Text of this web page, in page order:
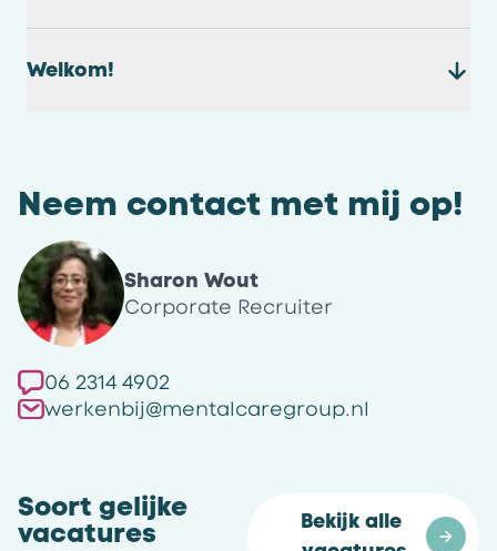
Welkom!
Neem contact met mij op!
Sharon Wout
Corporate Recruiter
06 2314 4902
werkenbij@mentalcaregroup.nl
Soort gelijke
vacatures
Bekijk alle